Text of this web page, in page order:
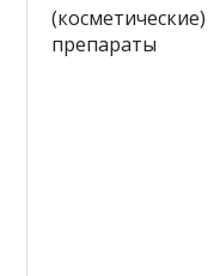
(косметические)
препараты